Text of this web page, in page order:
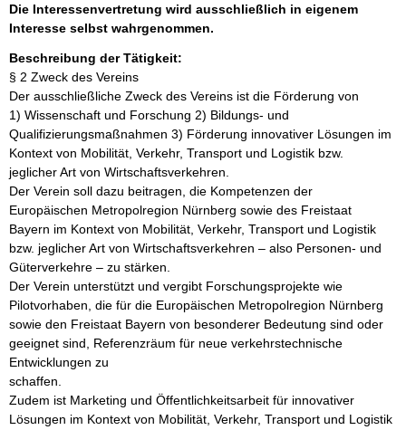
Die Interessenvertretung wird ausschließlich in eigenem
Interesse selbst wahrgenommen.
Beschreibung der Tätigkeit:
§ 2 Zweck des Vereins
Der ausschließliche Zweck des Vereins ist die Förderung von
1) Wissenschaft und Forschung 2) Bildungs- und
Qualifizierungsmaßnahmen 3) Förderung innovativer Lösungen im
Kontext von Mobilität, Verkehr, Transport und Logistik bzw.
jeglicher Art von Wirtschaftsverkehren.
Der Verein soll dazu beitragen, die Kompetenzen der
Europäischen Metropolregion Nürnberg sowie des Freistaat
Bayern im Kontext von Mobilität, Verkehr, Transport und Logistik
bzw. jeglicher Art von Wirtschaftsverkehren – also Personen- und
Güterverkehre – zu stärken.
Der Verein unterstützt und vergibt Forschungsprojekte wie
Pilotvorhaben, die für die Europäischen Metropolregion Nürnberg
sowie den Freistaat Bayern von besonderer Bedeutung sind oder
geeignet sind, Referenzräum für neue verkehrstechnische
Entwicklungen zu
schaffen.
Zudem ist Marketing und Öffentlichkeitsarbeit für innovativer
Lösungen im Kontext von Mobilität, Verkehr, Transport und Logistik